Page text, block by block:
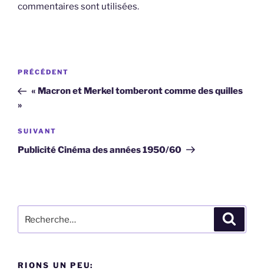
commentaires sont utilisées.
Navigation
l’article
Article
précédent
PRÉCÉDENT
« Macron et Merkel tomberont comme des quilles
»
Article
suivant
SUIVANT
Publicité Cinéma des années 1950/60
pour
RIONS UN PEU: